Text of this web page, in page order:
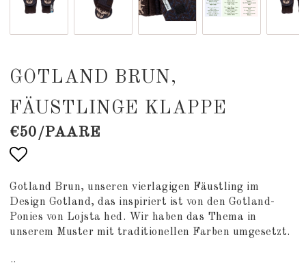
GOTLAND BRUN,
FÄUSTLINGE KLAPPE
€50/PAARE
Add to list of favorites
Gotland Brun, unseren vierlagigen Fäustling im
Design Gotland, das inspiriert ist von den Gotland-
Ponies von Lojsta hed. Wir haben das Thema in
unserem Muster mit traditionellen Farben umgesetzt.